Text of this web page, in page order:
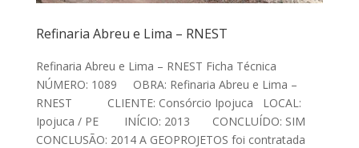
Refinaria Abreu e Lima – RNEST
Refinaria Abreu e Lima – RNEST Ficha Técnica
NÚMERO: 1089 OBRA: Refinaria Abreu e Lima –
RNEST CLIENTE: Consórcio Ipojuca LOCAL:
Ipojuca / PE INÍCIO: 2013 CONCLUÍDO: SIM
CONCLUSÃO: 2014 A GEOPROJETOS foi contratada